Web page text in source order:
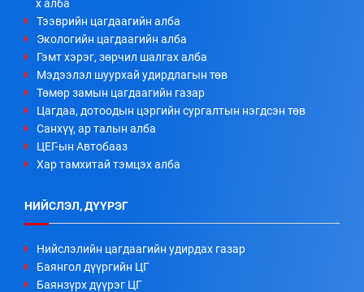
х алба
Тээврийн цагдаагийн алба
Экологийн цагдаагийн алба
Гэмт хэрэг, зөрчил шалгах алба
Мэдээлэл шуурхай удирдлагын төв
Төмөр замын цагдаагийн газар
Цагдаа, дотоодын цэргийн сургалтын нэгдсэн төв
Санхүү, ар талын алба
ЦЕГ-ын Автобааз
Хар тамхитай тэмцэх алба
НИЙСЛЭЛ, ДҮҮРЭГ
Нийслэлийн цагдаагийн удирдах газар
Баянгол дүүргийн ЦГ
Баянзүрх дүүрэг ЦГ